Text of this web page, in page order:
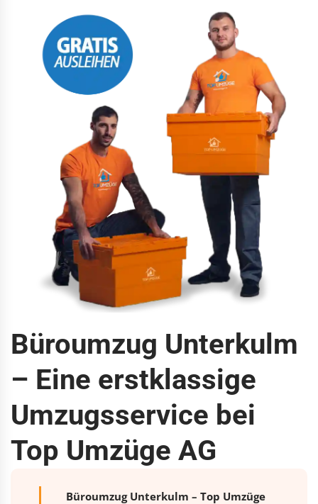
Büroumzug Unterkulm
– Eine erstklassige
Umzugsservice bei
Top Umzüge AG
Büroumzug Unterkulm – Top Umzüge